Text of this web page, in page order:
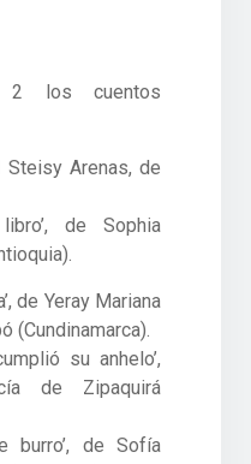
2 los cuentos
Steisy Arenas, de
de Sophia
de Yeray Mariana
(Cundinamarca).
su anhelo’,
de Zipaquirá
burro’, de Sofía